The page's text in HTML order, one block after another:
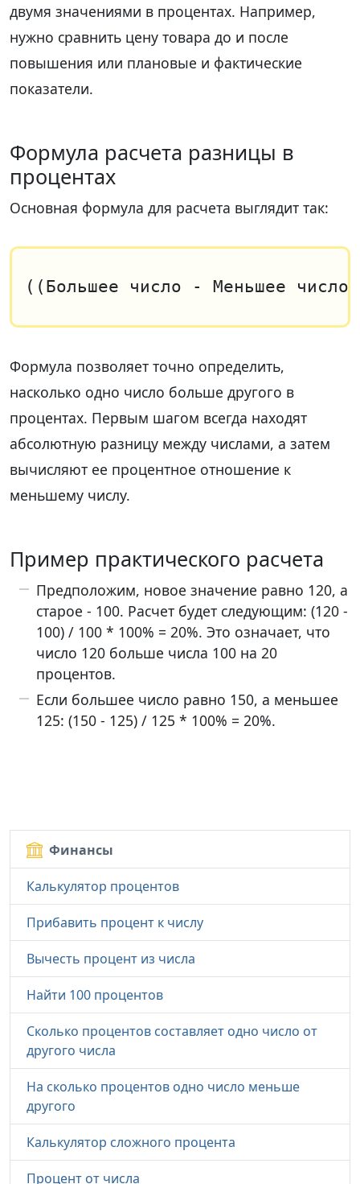
двумя значениями в процентах. Например,
нужно сравнить цену товара до и после
повышения или плановые и фактические
показатели.
Формула расчета разницы в
процентах
Основная формула для расчета выглядит так:
((Большее число - Меньшее
Формула позволяет точно определить,
насколько одно число больше другого в
процентах. Первым шагом всегда находят
абсолютную разницу между числами, а затем
вычисляют ее процентное отношение к
меньшему числу.
Пример практического расчета
Предположим, новое значение равно 120, а
старое - 100. Расчет будет следующим: (120 -
100) / 100 * 100% = 20%. Это означает, что
число 120 больше числа 100 на 20
процентов.
Если большее число равно 150, а меньшее
125: (150 - 125) / 125 * 100% = 20%.
Финансы
Калькулятор процентов
Прибавить процент к числу
Вычесть процент из числа
Найти 100 процентов
Сколько процентов составляет одно число от
другого числа
На сколько процентов одно число меньше
другого
Калькулятор сложного процента
Процент от числа